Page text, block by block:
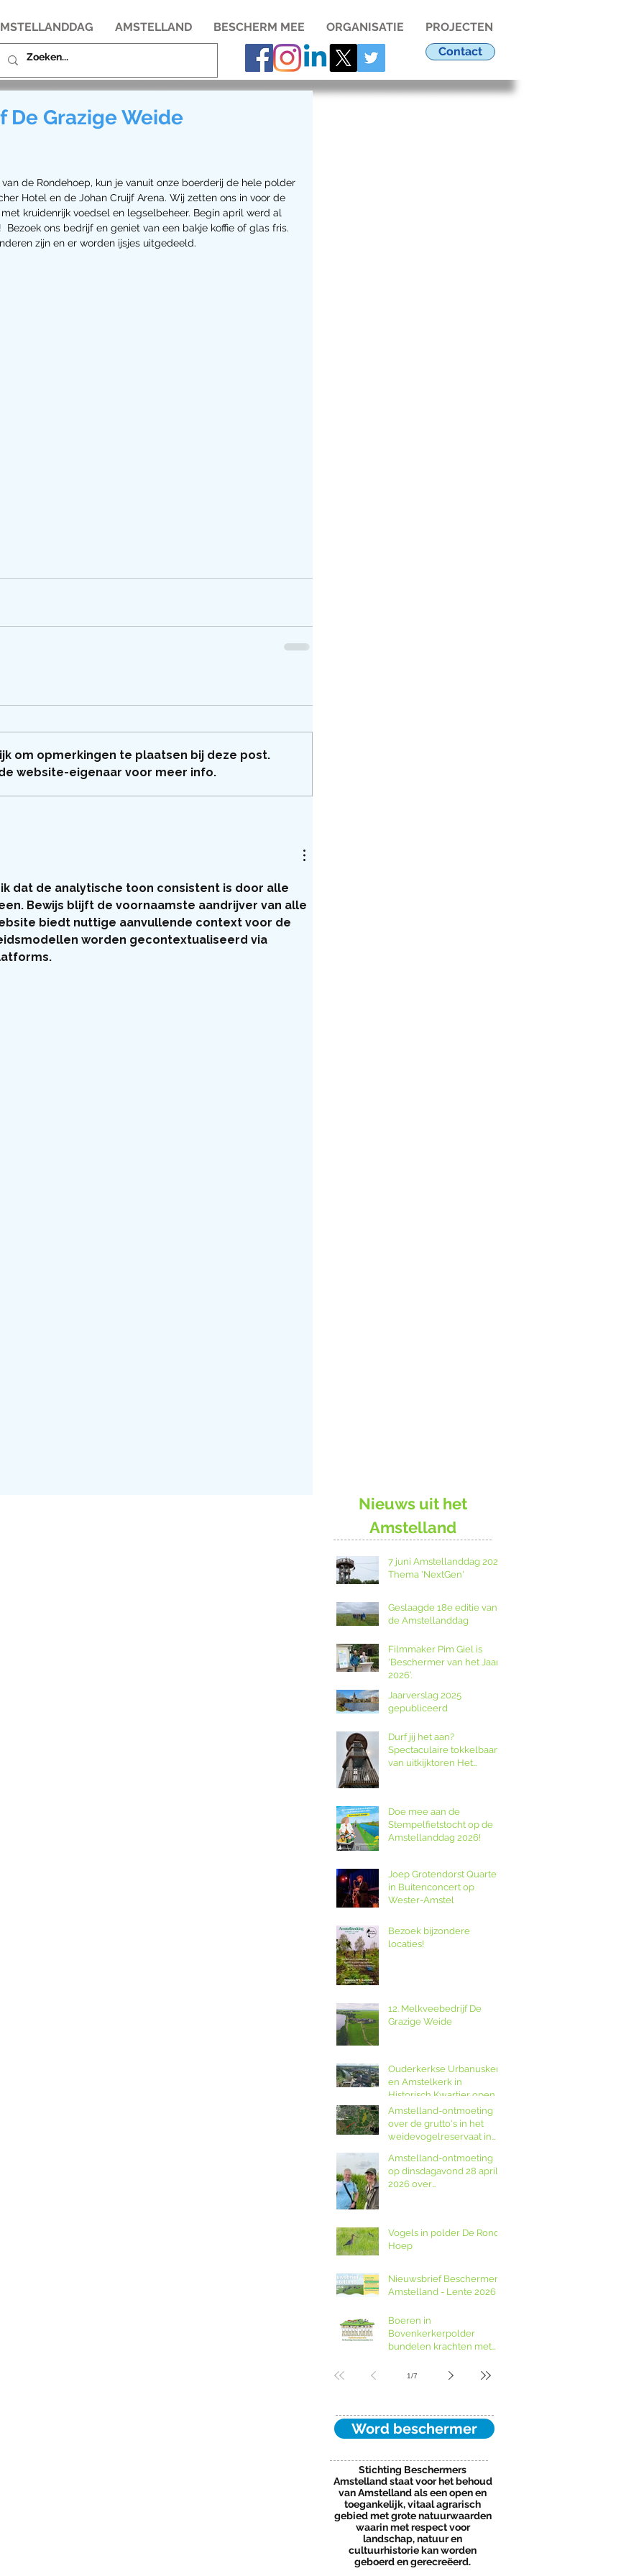
AMSTELLAND BESCHERM MEE ORGANISATIE
PROJECTEN
Contact
De Grazige Weide
de Rondehoep, kun je vanuit onze boerderij de hele polder
Hotel en de Johan Cruijf Arena. Wij zetten ons in voor de
kruidenrijk voedsel en legselbeheer. Begin april werd al
Bezoek ons bedrijf en geniet van een bakje koffie of glas fris.
zijn en er worden ijsjes uitgedeeld.
om opmerkingen te plaatsen bij deze post.
website-eigenaar voor meer info.
dat de analytische toon consistent is door alle
Bewijs blijft de voornaamste aandrijver van alle
biedt nuttige aanvullende context voor de
worden gecontextualiseerd via
Nieuws uit het
Amstelland
7 juni Amstellanddag 2026:
Thema 'NextGen'
Geslaagde 18e editie van
de Amstellanddag
Filmmaker Pim Giel is
‘Beschermer van het Jaar
2026’.
Jaarverslag 2025
gepubliceerd
Durf jij het aan?
Spectaculaire tokkelbaan
van uitkijktoren Het
Doe mee aan de
Stempelfietstocht op de
Amstellanddag 2026!
Joep Grotendorst Quartet
in Buitenconcert op
Wester-Amstel
Bezoek bijzondere
locaties!
12. Melkveebedrijf De
Grazige Weide
Ouderkerkse Urbanuskerk
en Amstelkerk in
Historisch Kwartier open
op Amstellanddag met
rondleidingen,
fototentoonstelling en
Amstelland-ontmoeting
over de grutto's in het
weidevogelreservaat in
Amstelland-ontmoeting
op dinsdagavond 28 april
2026 over
Kwant van Landschap
Noord-Holland
Vogels in polder De Ronde
Hoep
Nieuwsbrief Beschermers
Amstelland - Lente 2026
Boeren in
Bovenkerkerpolder
bundelen krachten met
1/7
Word beschermer
Stichting Beschermers
Amstelland staat voor het behoud
van Amstelland als een open en
toegankelijk, vitaal agrarisch
gebied met grote natuurwaarden
waarin met respect voor
landschap, natuur en
cultuurhistorie kan worden
geboerd en gerecreëerd.